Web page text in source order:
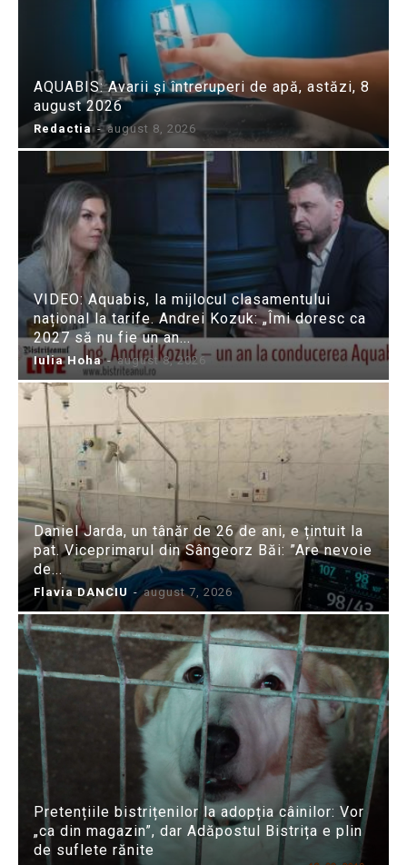
AQUABIS: Avarii și întreruperi de apă, astăzi, 8
august 2026
Redactia - august 8, 2026
VIDEO: Aquabis, la mijlocul clasamentului
național la tarife. Andrei Kozuk: „Îmi doresc ca
2027 să nu fie un an...
Iulia Hoha - august 8, 2026
Daniel Jarda, un tânăr de 26 de ani, e țintuit la
pat. Viceprimarul din Sângeorz Băi: ”Are nevoie
de...
Flavia DANCIU - august 7, 2026
Pretențiile bistrițenilor la adopția câinilor: Vor
„ca din magazin”, dar Adăpostul Bistrița e plin
de suflete rănite